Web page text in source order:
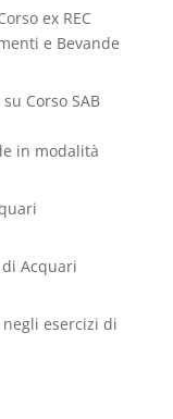
ex REC
e Bevande
su Corso SAB
in modalità
di Acquari
esercizi di